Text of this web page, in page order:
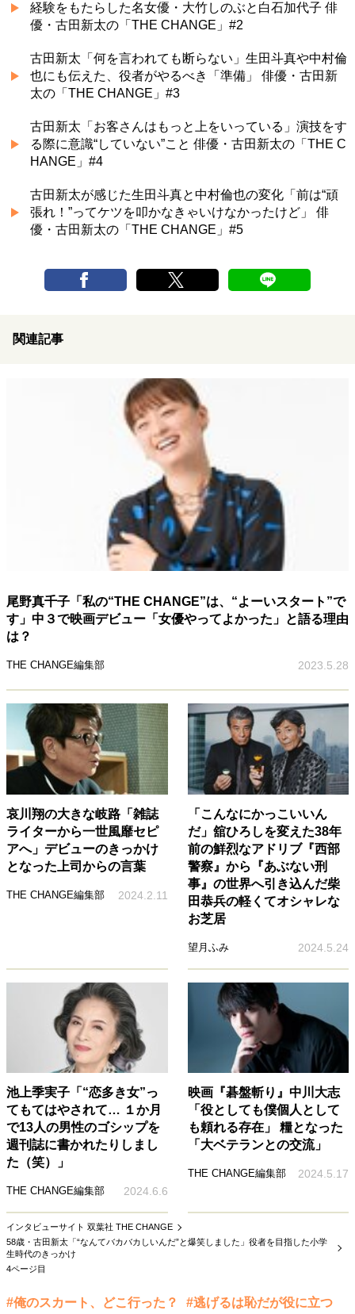
経験をもたらした名女優・大竹しのぶと白石加代子 俳
優・古田新太の「THE CHANGE」#2
古田新太「何を言われても断らない」生田斗真や中村倫
也にも伝えた、役者がやるべき「準備」 俳優・古田新
太の「THE CHANGE」#3
古田新太「お客さんはもっと上をいっている」演技をす
る際に意識“していない”こと 俳優・古田新太の「THE C
HANGE」#4
古田新太が感じた生田斗真と中村倫也の変化「前は“頑
張れ！”ってケツを叩かなきゃいけなかったけど」 俳
優・古田新太の「THE CHANGE」#5
関連記事
尾野真千子「私の“THE CHANGE”は、“よーいスタート”で
す」中３で映画デビュー「女優やってよかった」と語る理由
は？
THE CHANGE編集部 2023.5.28
哀川翔の大きな岐路「雑誌
ライターから一世風靡セピ
アへ」デビューのきっかけ
となった上司からの言葉
THE CHANGE編集部 2024.2.11
「こんなにかっこいいん
だ」舘ひろしを変えた38年
前の鮮烈なアドリブ『西部
警察』から『あぶない刑
事』の世界へ引き込んだ柴
田恭兵の軽くてオシャレな
お芝居
望月ふみ 2024.5.24
池上季実子「“恋多き女”っ
てもてはやされて… １か月
で13人の男性のゴシップを
週刊誌に書かれたりしまし
た（笑）」
THE CHANGE編集部 2024.6.6
映画『碁盤斬り』中川大志
「役としても僕個人として
も頼れる存在」 糧となった
「大ベテランとの交流」
THE CHANGE編集部 2024.5.17
インタビューサイト 双葉社 THE CHANGE
58歳・古田新太「“なんてバカバカしいんだ”と爆笑しました」役者を目指した小学
生時代のきっかけ
4ページ目
#俺のスカート、どこ行った？ #逃げるは恥だが役に立つ